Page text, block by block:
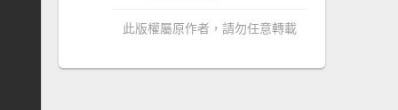
此版權屬原作者，請勿任意轉載